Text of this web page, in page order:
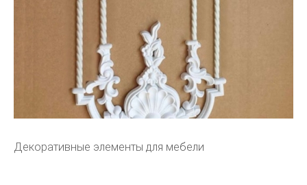
Декоративные элементы для мебели